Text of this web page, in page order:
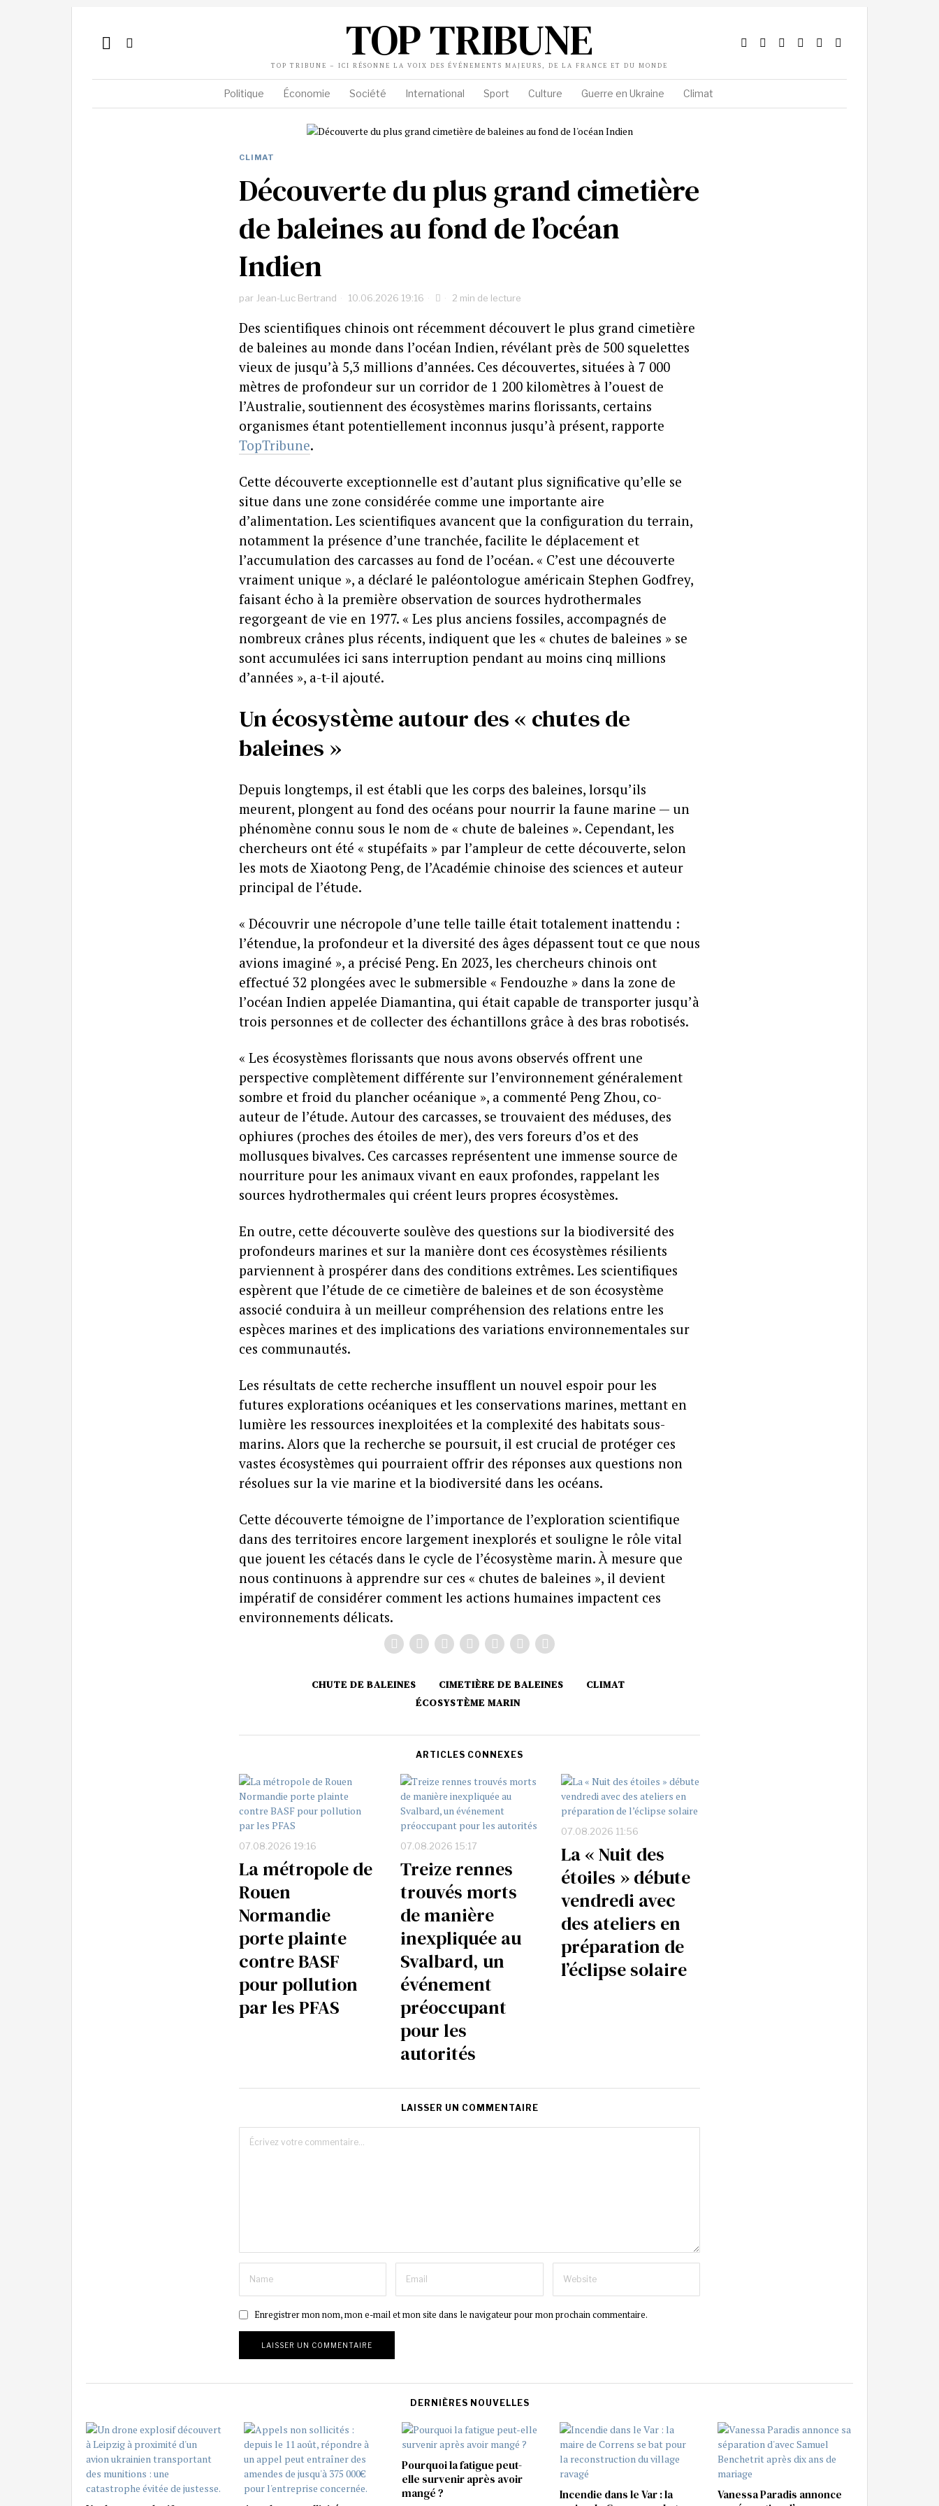
TOP TRIBUNE
TOP TRIBUNE – ICI RÉSONNE LA VOIX DES ÉVÉNEMENTS MAJEURS, DE LA FRANCE ET DU MONDE
Politique Économie Société International Sport Culture Guerre en Ukraine Climat
CLIMAT
Découverte du plus grand cimetière
de baleines au fond de l’océan
Indien
par Jean-Luc Bertrand 10.06.2026 19:16 2 min de lecture
Des scientifiques chinois ont récemment découvert le plus grand cimetière
de baleines au monde dans l’océan Indien, révélant près de 500 squelettes
vieux de jusqu’à 5,3 millions d’années. Ces découvertes, situées à 7 000
mètres de profondeur sur un corridor de 1 200 kilomètres à l’ouest de
l’Australie, soutiennent des écosystèmes marins florissants, certains
organismes étant potentiellement inconnus jusqu’à présent, rapporte
TopTribune.
Cette découverte exceptionnelle est d’autant plus significative qu’elle se
situe dans une zone considérée comme une importante aire
d’alimentation. Les scientifiques avancent que la configuration du terrain,
notamment la présence d’une tranchée, facilite le déplacement et
l’accumulation des carcasses au fond de l’océan. « C’est une découverte
vraiment unique », a déclaré le paléontologue américain Stephen Godfrey,
faisant écho à la première observation de sources hydrothermales
regorgeant de vie en 1977. « Les plus anciens fossiles, accompagnés de
nombreux crânes plus récents, indiquent que les « chutes de baleines » se
sont accumulées ici sans interruption pendant au moins cinq millions
d’années », a-t-il ajouté.
Un écosystème autour des « chutes de
baleines »
Depuis longtemps, il est établi que les corps des baleines, lorsqu’ils
meurent, plongent au fond des océans pour nourrir la faune marine — un
phénomène connu sous le nom de « chute de baleines ». Cependant, les
chercheurs ont été « stupéfaits » par l’ampleur de cette découverte, selon
les mots de Xiaotong Peng, de l’Académie chinoise des sciences et auteur
principal de l’étude.
« Découvrir une nécropole d’une telle taille était totalement inattendu :
l’étendue, la profondeur et la diversité des âges dépassent tout ce que nous
avions imaginé », a précisé Peng. En 2023, les chercheurs chinois ont
effectué 32 plongées avec le submersible « Fendouzhe » dans la zone de
l’océan Indien appelée Diamantina, qui était capable de transporter jusqu’à
trois personnes et de collecter des échantillons grâce à des bras robotisés.
« Les écosystèmes florissants que nous avons observés offrent une
perspective complètement différente sur l’environnement généralement
sombre et froid du plancher océanique », a commenté Peng Zhou, co-
auteur de l’étude. Autour des carcasses, se trouvaient des méduses, des
ophiures (proches des étoiles de mer), des vers foreurs d’os et des
mollusques bivalves. Ces carcasses représentent une immense source de
nourriture pour les animaux vivant en eaux profondes, rappelant les
sources hydrothermales qui créent leurs propres écosystèmes.
En outre, cette découverte soulève des questions sur la biodiversité des
profondeurs marines et sur la manière dont ces écosystèmes résilients
parviennent à prospérer dans des conditions extrêmes. Les scientifiques
espèrent que l’étude de ce cimetière de baleines et de son écosystème
associé conduira à un meilleur compréhension des relations entre les
espèces marines et des implications des variations environnementales sur
ces communautés.
Les résultats de cette recherche insufflent un nouvel espoir pour les
futures explorations océaniques et les conservations marines, mettant en
lumière les ressources inexploitées et la complexité des habitats sous-
marins. Alors que la recherche se poursuit, il est crucial de protéger ces
vastes écosystèmes qui pourraient offrir des réponses aux questions non
résolues sur la vie marine et la biodiversité dans les océans.
Cette découverte témoigne de l’importance de l’exploration scientifique
dans des territoires encore largement inexplorés et souligne le rôle vital
que jouent les cétacés dans le cycle de l’écosystème marin. À mesure que
nous continuons à apprendre sur ces « chutes de baleines », il devient
impératif de considérer comment les actions humaines impactent ces
environnements délicats.
CHUTE DE BALEINES CIMETIÈRE DE BALEINES
CLIMAT
ÉCOSYSTÈME MARIN
ARTICLES CONNEXES
07.08.2026 19:16
La métropole de
Rouen
Normandie
porte plainte
contre BASF
pour pollution
par les PFAS
07.08.2026 15:17
Treize rennes
trouvés morts
de manière
inexpliquée au
Svalbard, un
événement
préoccupant
pour les
autorités
07.08.2026 11:56
La « Nuit des
étoiles » débute
vendredi avec
des ateliers en
préparation de
l’éclipse solaire
LAISSER UN COMMENTAIRE
Enregistrer mon nom, mon e-mail et mon site dans le navigateur pour mon prochain commentaire.
DERNIÈRES NOUVELLES
Pourquoi la fatigue peut-
elle survenir après avoir
mangé ?
Incendie dans le Var : la
Vanessa Paradis annonce